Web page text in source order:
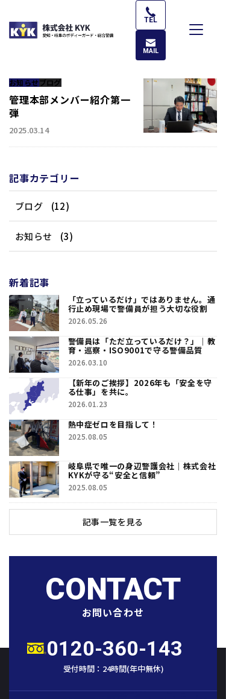
ン
テ
へ
ス
キ
TEL
MAIL
お知らせブログ
管理本部メンバー紹介第一
弾
2025.03.14
記事カテゴリー
ブログ (12)
お知らせ (3)
新着記事
「立っているだけ」ではありません。通
行止め現場で警備員が担う大切な役割
2026.05.26
警備員は「ただ立っているだけ？」｜教
育・巡察・ISO9001で守る警備品質
2026.03.10
【新年のご挨拶】2026年も「安全を守
る仕事」を共に。
2026.01.23
熱中症ゼロを目指して！
2025.08.05
岐阜県で唯一の身辺警護会社｜株式会社
KYKが守る“安全と信頼”
2025.08.05
記事一覧を見る
CONTACT
お問い合わせ
0120-360-143
受付時間： 24時間(年中無休)